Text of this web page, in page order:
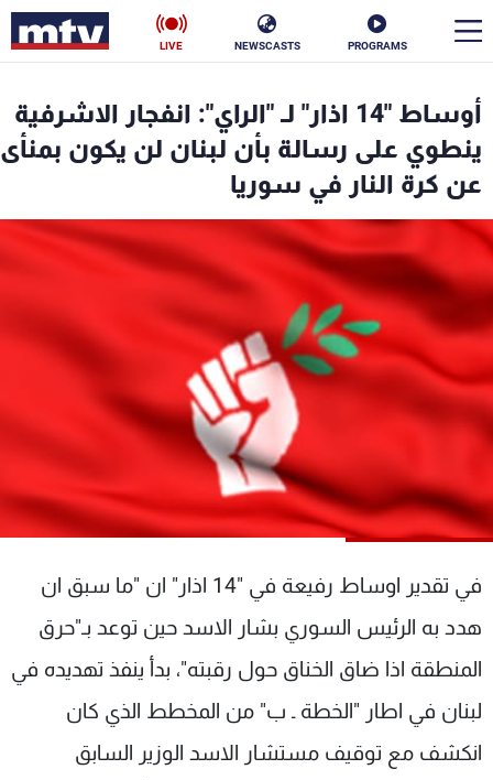
PROGRAMS
NEWSCASTS
LIVE
أوساط "14 اذار" لـ "الراي": انفجار الاشرفية
ينطوي على رسالة بأن لبنان لن يكون بمنأى
عن كرة النار في سوريا
في تقدير اوساط رفيعة في "14 اذار" ان "ما سبق ان
هدد به الرئيس السوري بشار الاسد حين توعد بـ"حرق
المنطقة اذا ضاق الخناق حول رقبته"، بدأ ينفذ تهديده في
لبنان في اطار "الخطة ـ ب" من المخطط الذي كان
انكشف مع توقيف مستشار الاسد الوزير السابق
en
الأخبار
سياسة
إقتصاد
منوعات رياضة
كأس العالم
جدول البرامج
شاهد البرامج
الترددات
لاعلاناتكم
وظائف
تواصل معنا
شروط الإسـتخدام